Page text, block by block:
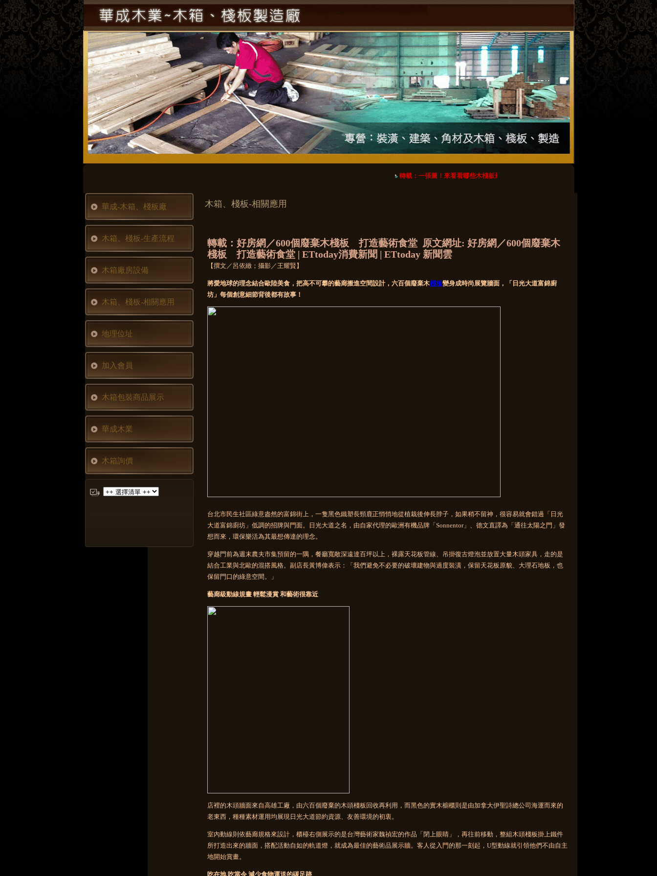
轉載：一張圖！來看看哪些木棧板最好不要用？
華成-木箱、棧板廠
木箱、棧板-生產流程
木箱廠房設備
木箱、棧板-相關應用
地理位址
加入會員
木箱包裝商品展示
華成木業
木箱詢價
木箱、棧板-相關應用
轉載：好房網／600個廢棄木棧板 打造藝術食堂 原文網址: 好房網／600個廢棄木
棧板 打造藝術食堂 | ETtoday消費新聞 | ETtoday 新聞雲
【撰文／呂依緻；攝影／王耀賢】
將愛地球的理念結合歐陸美食，把高不可攀的藝廊搬進空間設計，六百個廢棄木棧板變身成時尚展覽牆面，「日光大道富錦廚
坊」每個創意細節背後都有故事！
台北市民生社區綠意盎然的富錦街上，一隻黑色鐵塑長頸鹿正悄悄地從植栽後伸長脖子，如果稍不留神，很容易就會錯過「日光
大道富錦廚坊」低調的招牌與門面。日光大道之名，由自家代理的歐洲有機品牌「Sonnentor」、德文直譯為「通往太陽之門」發
想而來，環保樂活為其最想傳達的理念。
穿越門前為週末農夫市集預留的一隅，餐廳寬敞深遠達百坪以上，裸露天花板管線、吊掛復古燈泡並放置大量木頭家具，走的是
結合工業與北歐的混搭風格。副店長黃博偉表示：「我們避免不必要的破壞建物與過度裝潢，保留天花板原貌、大理石地板，也
保留門口的綠意空間。」
藝廊級動線規畫 輕鬆漫賞 和藝術很靠近
店裡的木頭牆面來自高雄工廠，由六百個廢棄的木頭棧板回收再利用，而黑色的實木櫥櫃則是由加拿大伊聖詩總公司海運而來的
老東西，種種素材運用均展現日光大道節約資源、友善環境的初衷。
室內動線則依藝廊規格來設計，櫃檯右側展示的是台灣藝術家魏禎宏的作品「閉上眼睛」，再往前移動，整組木頭棧板掛上鐵件
所打造出來的牆面，搭配活動自如的軌道燈，就成為最佳的藝術品展示牆。客人從入門的那一刻起，U型動線就引領他們不由自主
地開始賞畫。
吃在地 吃當令 減少食物運送的碳足跡